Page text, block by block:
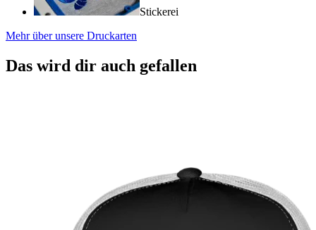
Stickerei
Mehr über unsere Druckarten
Das wird dir auch gefallen